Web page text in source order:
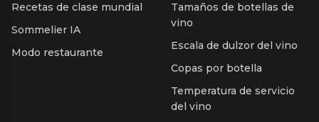
Recetas de clase mundial
Sommelier IA
Modo restaurante
Tamaños de botellas de
vino
Escala de dulzor del vino
Copas por botella
Temperatura de servicio
del vino